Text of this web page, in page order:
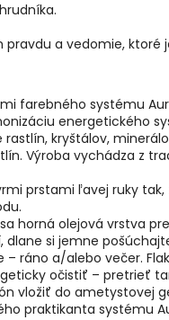
a vedomie, ktoré
farebného systému
energetického
kryštálov,
Výroba vychádza z
prstami ľavej ruky
horná olejová vrstva
si jemne
– ráno a/alebo večer.
očistiť – pretrieť
vložiť do ametystovej
praktikanta systému